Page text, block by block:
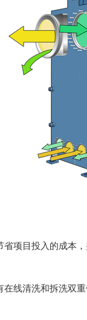
项目投入的成本
线清洗和拆洗双